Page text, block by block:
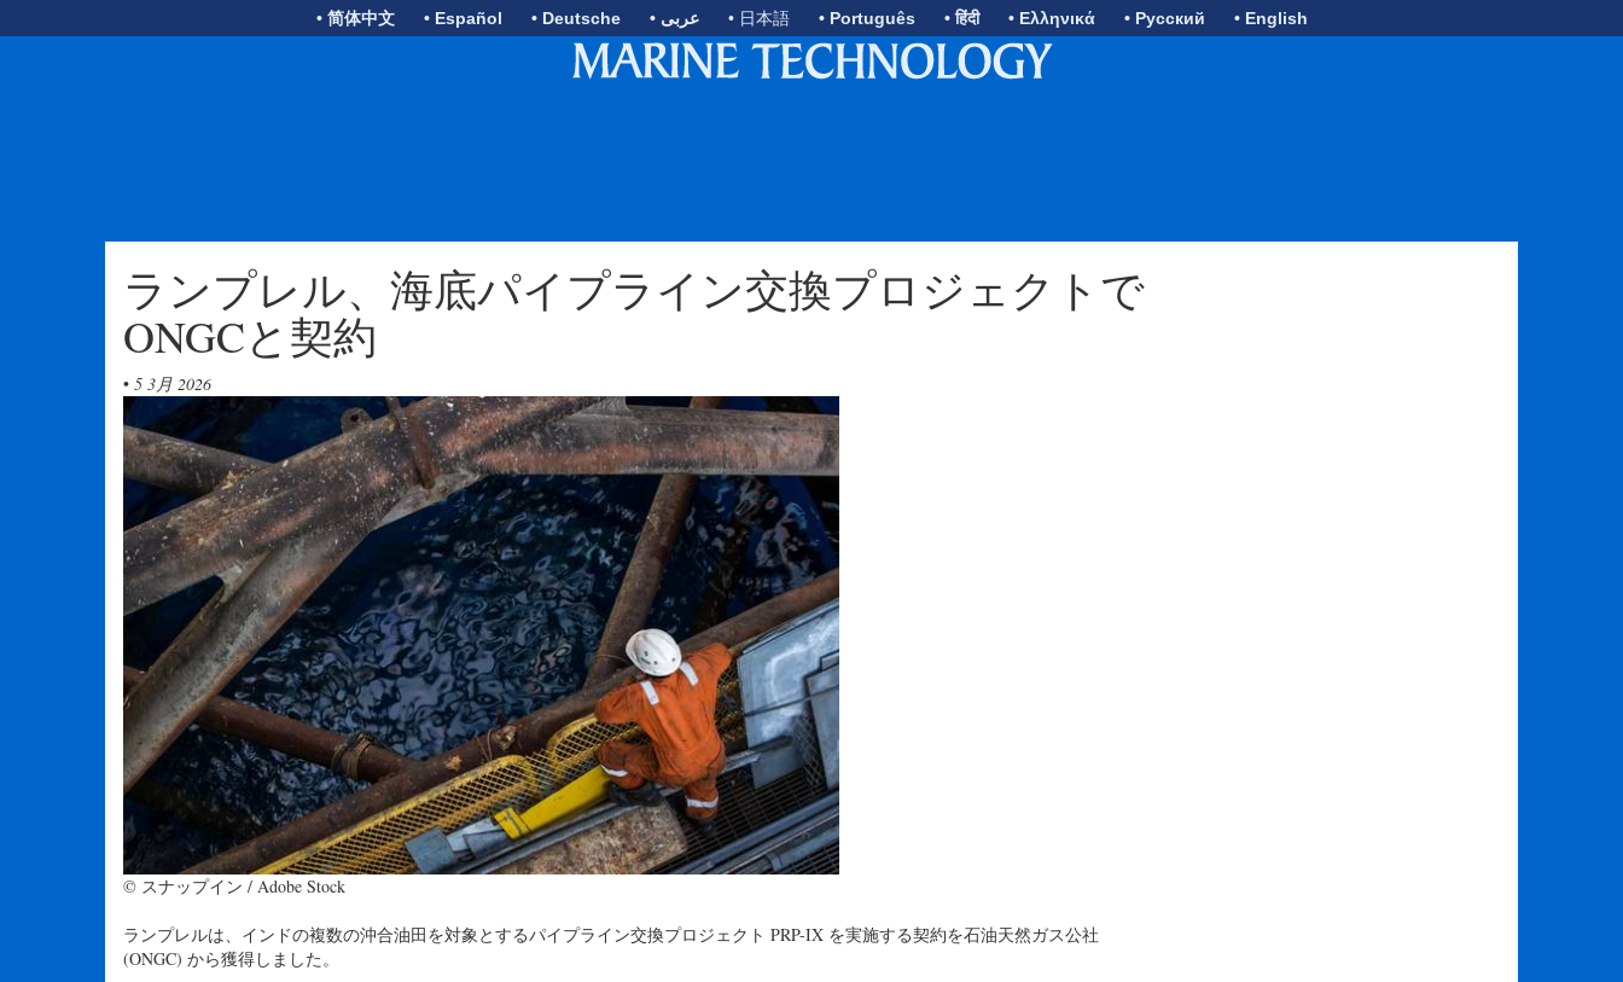
• 简体中文 • Español • Deutsche • عربى • 日本語 • Português • हिंदी • Ελληνικά • Русский • English
ランプレル、海底パイプライン交換プロジェクトで
ONGCと契約
• 5 3月 2026
© スナップイン / Adobe Stock
ランプレルは、インドの複数の沖合油田を対象とするパイプライン交換プロジェクト PRP-IX を実施する契約を石油天然ガス公社
(ONGC) から獲得しました。